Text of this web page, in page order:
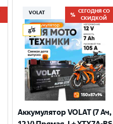
VOLAT
СЕГОДНЯ СО
СКИДКОЙ
Аккумулятор VOLAT (7 Ач,